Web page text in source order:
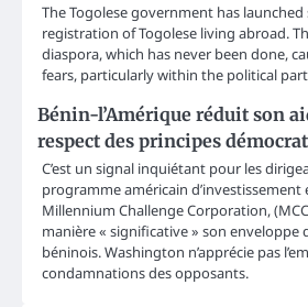
The Togolese government has launched
registration of Togolese living abroad.
diaspora, which has never been done,
fears, particularly within the political
Bénin-l’Amérique réduit son
respect des principes
C’est un signal inquiétant pour les
programme américain d’investissement
Millennium Challenge Corporation,
manière « significative » son enveloppe
béninois. Washington n’apprécie pas
condamnations des opposants.